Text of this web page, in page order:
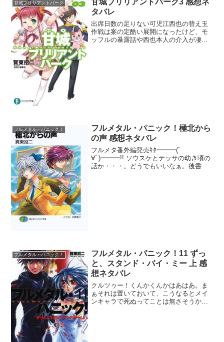
甘城ブリリアントパーク
タバレ
出席日数の足りない可児江西也の替え玉
作戦は案の定酷い展開になったけど、モ
ッフルの暴露話や西也本人の介入が凄く
フルメタル・パニック！
フルメタル・パニック！極北から
の声 感想ネタバレ
フルメタ番外編発売ｷﾀ━━━(ﾟ
∀ﾟ)━━━!! ソウスケとテッサの幼き頃の
話か・・・。どうでもいいなぁ。後書き
フルメタル・パニック！
フルメタル・パニック！11 ずっ
と、スタンド・バイ・ミー 上 感
想ネタバレ
クルツゥー！くんかくんかはあはあ。ま
ぁそれは置いておいて、こうなるとメイ
ンキャラで死ぬってことは無さそうかな